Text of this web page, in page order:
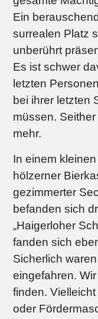
Ein
surrealen Platz
unberührt
Es ist schwer
letzten
bei ihrer letzten
müssen.
mehr.
In einem
hölzerner
gezimmerter
befanden sich
„Haigerloher
fanden sich
Sicherlich
eingefahren.
finden.
oder